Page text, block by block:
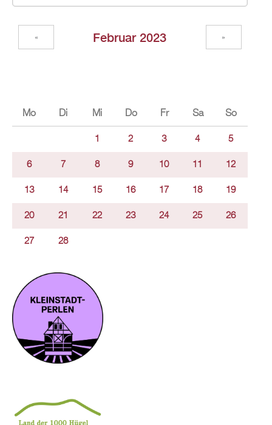
Februar 2023
« »
Mo Di Mi Do Fr Sa So
1 2 3 4 5
6 7 8 9 10 11 12
13 14 15 16 17 18 19
20 21 22 23 24 25 26
27 28